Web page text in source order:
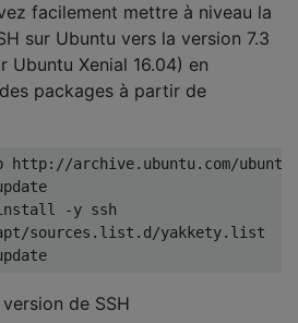
facilement mettre à niveau la
sur Ubuntu vers la version 7.3
Ubuntu Xenial 16.04) en
packages à partir de
http://archive.ubuntu.com/
-y ssh
sources.list.d/yakkety.list
de SSH